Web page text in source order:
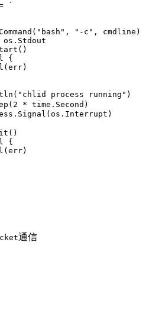
`
"bash" , "-c" , cmdline)
os.Stdout
{
"chlid process running"
2 * time.Second)
{
通信